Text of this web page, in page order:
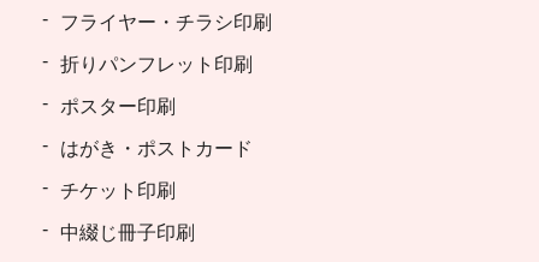
フライヤー・チラシ印刷
折りパンフレット印刷
ポスター印刷
はがき・ポストカード
チケット印刷
中綴じ冊子印刷